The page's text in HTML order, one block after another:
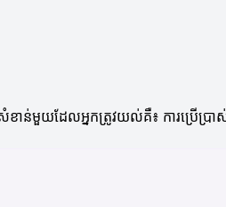
ន់មួយដែលអ្នកត្រូវយល់គឺ៖ ការប្រើប្រា